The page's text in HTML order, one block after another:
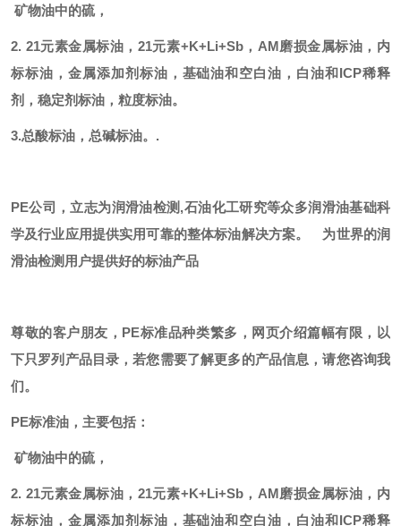
矿物油中的硫，
2. 21元素金属标油，21元素+K+Li+Sb，AM磨损金属标油，内
标标油，金属添加剂标油，基础油和空白油，白油和ICP稀释
剂，稳定剂标油，粒度标油。
3.总酸标油，总碱标油。.
PE公司，立志为润滑油检测,石油化工研究等众多润滑油基础科
学及行业应用提供实用可靠的整体标油解决方案。
为世界的润
滑油检测用户提供好的标油产品
尊敬的客户朋友， PE标准品种类繁多，网页介绍篇幅有限，以
下只罗列产品目录，若您需要了解更多的产品信息，请您咨询我
们。
PE标准油，主要包括：
矿物油中的硫，
2. 21元素金属标油，21元素+K+Li+Sb，AM磨损金属标油，内
标标油，金属添加剂标油，基础油和空白油，白油和ICP稀释